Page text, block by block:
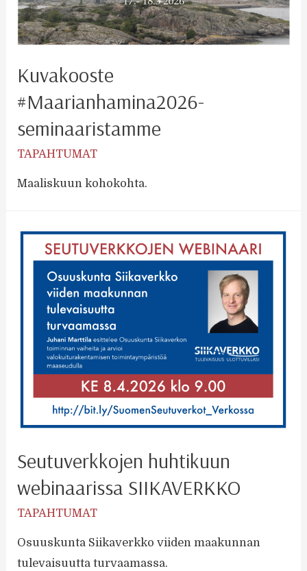
Kuvakooste
#Maarianhamina2026-
seminaaristamme
TAPAHTUMAT
Maaliskuun kohokohta.
Seutuverkkojen huhtikuun
webinaarissa SIIKAVERKKO
TAPAHTUMAT
Osuuskunta Siikaverkko viiden maakunnan
tulevaisuutta turvaamassa.